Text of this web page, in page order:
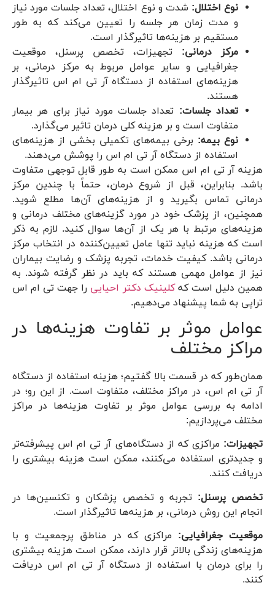
نوع اختلال: شدت و نوع اختلال، تعداد جلسات مورد نیاز
و مدت زمان هر جلسه را تعیین می‌کند که به طور
مستقیم بر هزینه‌ها تاثیرگذار است.
مرکز درمانی: تجهیزات، تخصص پرسنل، موقعیت
جغرافیایی و سایر عوامل مربوط به مرکز درمانی، بر
هزینه‌های استفاده از دستگاه آر تی ام اس تاثیرگذار
هستند.
تعداد جلسات: تعداد جلسات مورد نیاز برای هر بیمار
متفاوت است و بر هزینه کلی درمان تاثیر می‌گذارد.
نوع بیمه: برخی بیمه‌های تکمیلی بخشی از هزینه‌های
استفاده از دستگاه آر تی ام اس را پوشش می‌دهند.
هزینه آر تی ام اس ممکن است به طور قابل توجهی متفاوت
باشد. بنابراین، قبل از شروع درمان، حتماً با چندین مرکز
درمانی تماس بگیرید و از هزینه‌های آن‌ها مطلع شوید.
همچنین، از پزشک خود در مورد گزینه‌های مختلف درمانی و
هزینه‌های مرتبط با هر یک از آن‌ها سوال کنید. لازم به ذکر
است که هزینه نباید تنها عامل تعیین‌کننده در انتخاب مرکز
درمانی باشد. کیفیت خدمات، تجربه پزشک و رضایت بیماران
نیز از عوامل مهمی هستند که باید در نظر گرفته شوند. به
همین دلیل است کهکلینیک دکتر احیایی را جهت تی ام اس
تراپی به شما پیشنهاد می‌دهیم.
عوامل موثر بر تفاوت هزینه‌ها در
مراکز مختلف
همان‌طور که در قسمت بالا گفتیم؛ هزینه استفاده از دستگاه
آر تی ام اس، در مراکز مختلف، متفاوت است. از این رو؛ در
ادامه به بررسی عوامل موثر بر تفاوت هزینه‌ها در مراکز
مختلف می‌پردازیم:
تجهیزات: مراکزی که از دستگاه‌های آر تی ام اس پیشرفته‌تر
و جدیدتری استفاده می‌کنند، ممکن است هزینه بیشتری را
دریافت کنند.
تخصص پرسنل: تجربه و تخصص پزشکان و تکنسین‌ها در
انجام این روش درمانی، بر هزینه‌ها تاثیرگذار است.
موقعیت جغرافیایی: مراکزی که در مناطق پرجمعیت و با
هزینه‌های زندگی بالاتر قرار دارند، ممکن است هزینه بیشتری
را برای درمان با استفاده از دستگاه آر تی ام اس دریافت
کنند.